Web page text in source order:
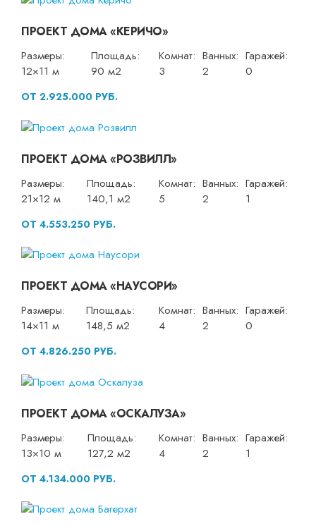
ПРОЕКТ ДОМА «КЕРИЧО»
Размеры:
12×11 м
Площадь:
90 м2
Комнат:
3
Ванных:
2
Гаражей:
0
ОТ 2.925.000 РУБ.
ПРОЕКТ ДОМА «РОЗВИЛЛ»
Размеры:
21×12 м
Площадь:
140,1 м2
Комнат:
5
Ванных:
2
Гаражей:
1
ОТ 4.553.250 РУБ.
ПРОЕКТ ДОМА «НАУСОРИ»
Размеры:
14×11 м
Площадь:
148,5 м2
Комнат:
4
Ванных:
2
Гаражей:
0
ОТ 4.826.250 РУБ.
ПРОЕКТ ДОМА «ОСКАЛУЗА»
Размеры:
13×10 м
Площадь:
127,2 м2
Комнат:
4
Ванных:
2
Гаражей:
1
ОТ 4.134.000 РУБ.